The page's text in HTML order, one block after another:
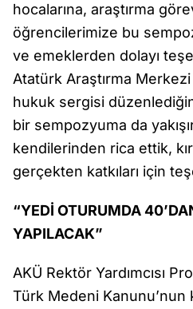
hocalarına, araştırma
öğrencilerimize bu
ve emeklerden dolayı
Atatürk Araştırma
hukuk sergisi
bir sempozyuma da
kendilerinden rica ettik,
gerçekten katkıları için
“YEDİ OTURUMDA
YAPILACAK”
AKÜ Rektör Yardımcısı
Türk Medeni Kanunu’nun